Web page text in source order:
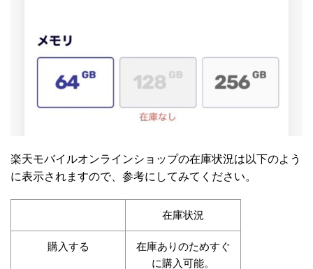
楽天モバイルオンラインショップの在庫状況は以下のよう
に表示されますので、参考にしてみてください。
在庫状況
購入する
在庫ありのためすぐ
に購入可能。